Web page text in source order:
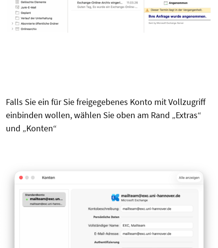
Falls Sie ein für Sie freigegebenes Konto mit Vollzugriff
einbinden wollen, wählen Sie oben am Rand „Extras“
und „Konten“